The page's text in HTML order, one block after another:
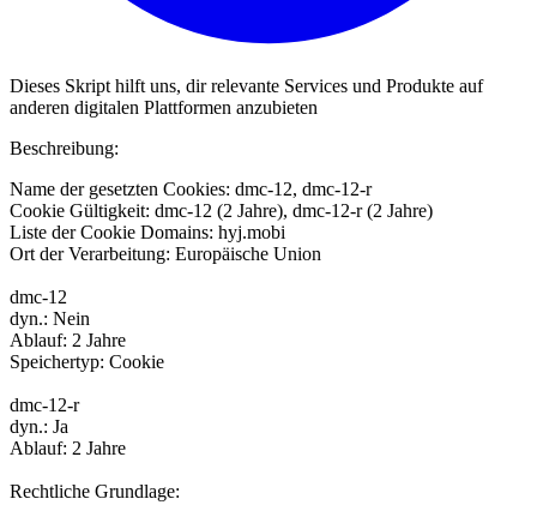
Dieses Skript hilft uns, dir relevante Services und Produkte auf
anderen digitalen Plattformen anzubieten
Beschreibung:
Name der gesetzten Cookies: dmc-12, dmc-12-r
Cookie Gültigkeit: dmc-12 (2 Jahre), dmc-12-r (2 Jahre)
Liste der Cookie Domains: hyj.mobi
Ort der Verarbeitung: Europäische Union
dmc-12
dyn.: Nein
Ablauf: 2 Jahre
Speichertyp: Cookie
dmc-12-r
dyn.: Ja
Ablauf: 2 Jahre
Rechtliche Grundlage: